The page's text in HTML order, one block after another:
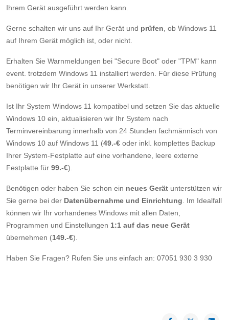
Ihrem Gerät ausgeführt werden kann.
Gerne schalten wir uns auf Ihr Gerät und prüfen , ob Windows 11
auf Ihrem Gerät möglich ist, oder nicht.
Erhalten Sie Warnmeldungen bei "Secure Boot" oder "TPM" kann
event. trotzdem Windows 11 installiert werden. Für diese Prüfung
benötigen wir Ihr Gerät in unserer Werkstatt.
Ist Ihr System Windows 11 kompatibel und setzen Sie das aktuelle
Windows 10 ein, aktualisieren wir Ihr System nach
Terminvereinbarung innerhalb von 24 Stunden fachmännisch von
Windows 10 auf Windows 11 (49.-€ oder inkl. komplettes Backup
Ihrer System-Festplatte auf eine vorhandene, leere externe
Festplatte für 99.-€).
Benötigen oder haben Sie schon ein neues Gerät unterstützen wir
Sie gerne bei der Datenübernahme und Einrichtung . Im Idealfall
können wir Ihr vorhandenes Windows mit allen Daten,
Programmen und Einstellungen 1:1 auf das neue Gerät
übernehmen (149.-€).
Haben Sie Fragen? Rufen Sie uns einfach an: 07051 930 3 930